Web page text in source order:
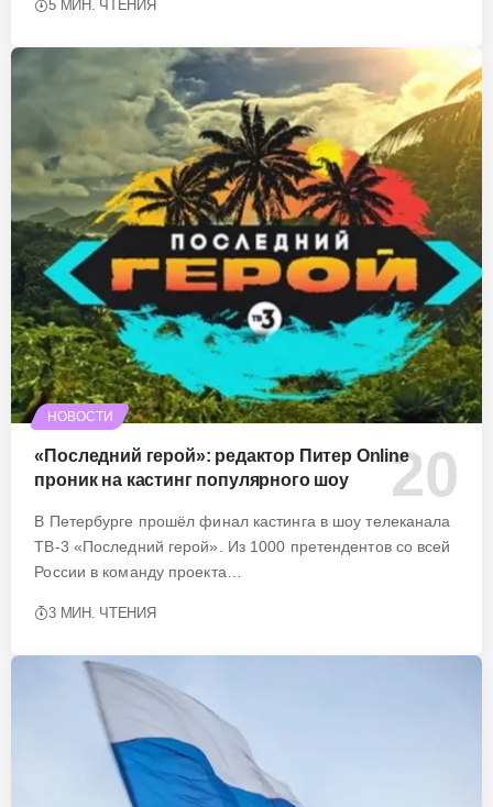
5 МИН. ЧТЕНИЯ
НОВОСТИ
«Последний герой»: редактор Питер Online
проник на кастинг популярного шоу
В Петербурге прошёл финал кастинга в шоу телеканала
ТВ-3 «Последний герой». Из 1000 претендентов со всей
России в команду проекта…
3 МИН. ЧТЕНИЯ